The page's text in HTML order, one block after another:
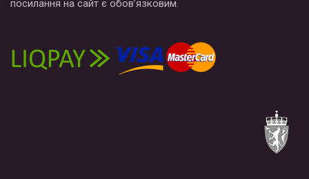
посилання на сайт є обов’язковим.